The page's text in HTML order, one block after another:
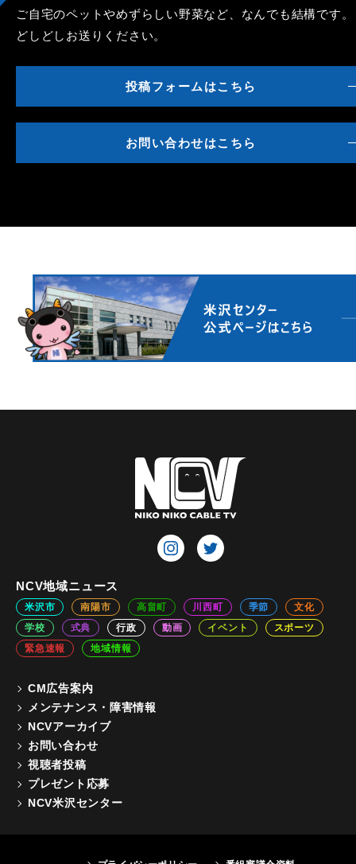
ご自宅のペットやめずらしい野菜など、なんでも結構です。
どしどしお送りください。
投稿フォームはこちら
お問い合わせはこちら
NCV地域ニュース
米沢市 南陽市 高畠町 川西町 季節
文化
学校
式典 行政 動画 イベント
スポーツ
緊急速報
地域情報
CM広告案内
メンテナンス・障害情報
NCVアーカイブ
お問い合わせ
視聴者投稿
プレゼント応募
NCV米沢センター